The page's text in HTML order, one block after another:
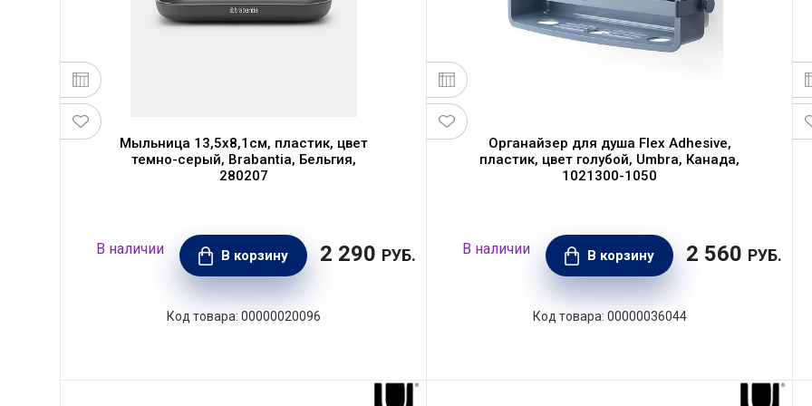
Мыльница 13,5x8,1см, пластик, цвет
темно-серый, Brabantia, Бельгия,
280207
В корзину 2 290 РУБ.
00000020096
Органайзер для душа Flex Adhesive,
пластик, цвет голубой, Umbra, Канада,
1021300-1050
В корзину 2 560 РУБ.
00000036044